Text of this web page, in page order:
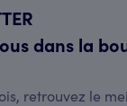
dans la
retrouvez le